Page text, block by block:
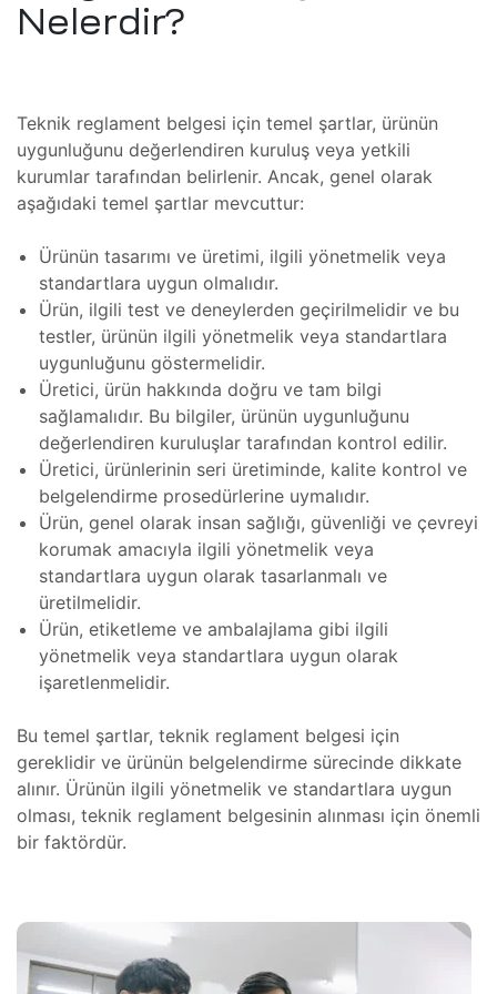
Nelerdir?
Teknik reglament belgesi için temel şartlar, ürünün
uygunluğunu değerlendiren kuruluş veya yetkili
kurumlar tarafından belirlenir. Ancak, genel olarak
aşağıdaki temel şartlar mevcuttur:
Ürünün tasarımı ve üretimi, ilgili yönetmelik veya
standartlara uygun olmalıdır.
Ürün, ilgili test ve deneylerden geçirilmelidir ve bu
testler, ürünün ilgili yönetmelik veya standartlara
uygunluğunu göstermelidir.
Üretici, ürün hakkında doğru ve tam bilgi
sağlamalıdır. Bu bilgiler, ürünün uygunluğunu
değerlendiren kuruluşlar tarafından kontrol edilir.
Üretici, ürünlerinin seri üretiminde, kalite kontrol ve
belgelendirme prosedürlerine uymalıdır.
Ürün, genel olarak insan sağlığı, güvenliği ve çevreyi
korumak amacıyla ilgili yönetmelik veya
standartlara uygun olarak tasarlanmalı ve
üretilmelidir.
Ürün, etiketleme ve ambalajlama gibi ilgili
yönetmelik veya standartlara uygun olarak
işaretlenmelidir.
Bu temel şartlar, teknik reglament belgesi için
gereklidir ve ürünün belgelendirme sürecinde dikkate
alınır. Ürünün ilgili yönetmelik ve standartlara uygun
olması, teknik reglament belgesinin alınması için önemli
bir faktördür.
Isıtma
Atölye
Atölye